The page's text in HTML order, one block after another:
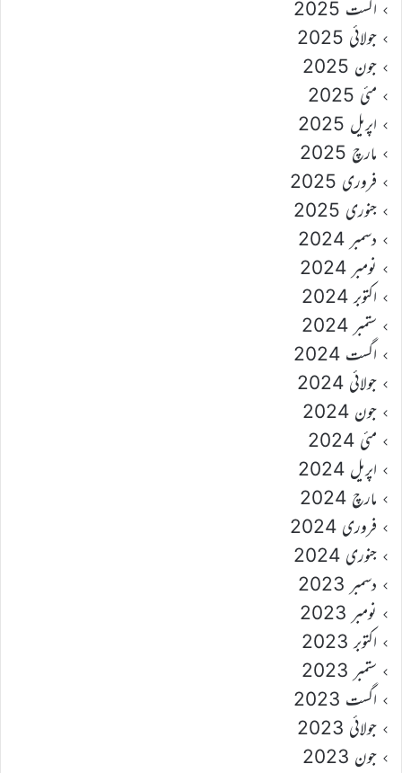
اگست 2025
جولائی 2025
جون 2025
مئی 2025
اپریل 2025
مارچ 2025
فروری 2025
جنوری 2025
دسمبر 2024
نومبر 2024
اکتوبر 2024
ستمبر 2024
اگست 2024
جولائی 2024
جون 2024
مئی 2024
اپریل 2024
مارچ 2024
فروری 2024
جنوری 2024
دسمبر 2023
نومبر 2023
اکتوبر 2023
ستمبر 2023
اگست 2023
جولائی 2023
جون 2023